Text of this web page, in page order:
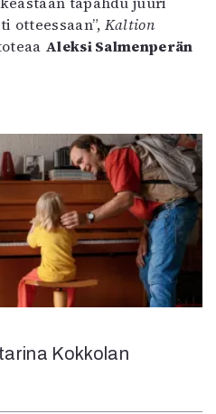
otteessaan”, Kaltion
Aleksi Salmenperän
Kokkolan